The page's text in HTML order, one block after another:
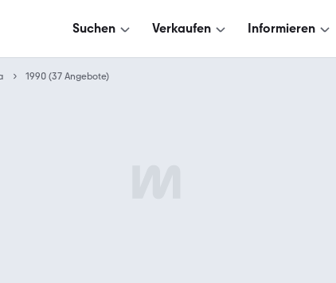
Suchen Verkaufen Informieren
1990 (37 Angebote)